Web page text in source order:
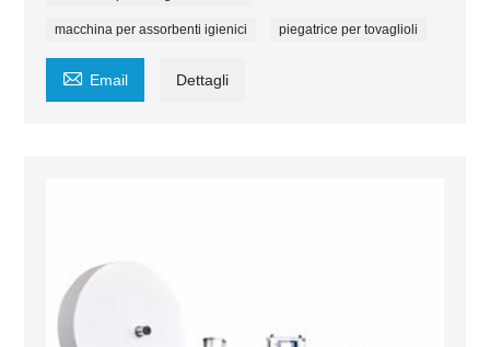
macchina per assorbenti igienici piegatrice per tovaglioli
 Email Dettagli